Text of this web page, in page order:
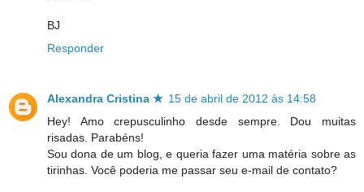
BJ
Responder
Alexandra Cristina ★ 15 de abril de 2012 às 14:58
Hey! Amo crepusculinho desde sempre. Dou muitas
risadas. Parabéns!
Sou dona de um blog, e queria fazer uma matéria sobre as
tirinhas. Você poderia me passar seu e-mail de contato?